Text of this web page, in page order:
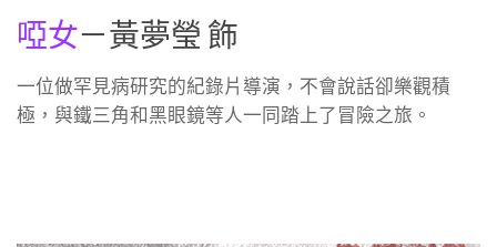
啞女－黃夢瑩 飾
一位做罕見病研究的紀錄片導演，不會說話卻樂觀積
極，與鐵三角和黑眼鏡等人一同踏上了冒險之旅。